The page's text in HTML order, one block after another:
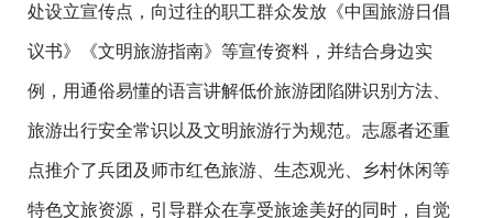
处设立宣传点，向过往的职工群众发放《中国旅游日倡
议书》《文明旅游指南》等宣传资料，并结合身边实
例，用通俗易懂的语言讲解低价旅游团陷阱识别方法、
旅游出行安全常识以及文明旅游行为规范。志愿者还重
点推介了兵团及师市红色旅游、生态观光、乡村休闲等
特色文旅资源，引导群众在享受旅途美好的同时，自觉